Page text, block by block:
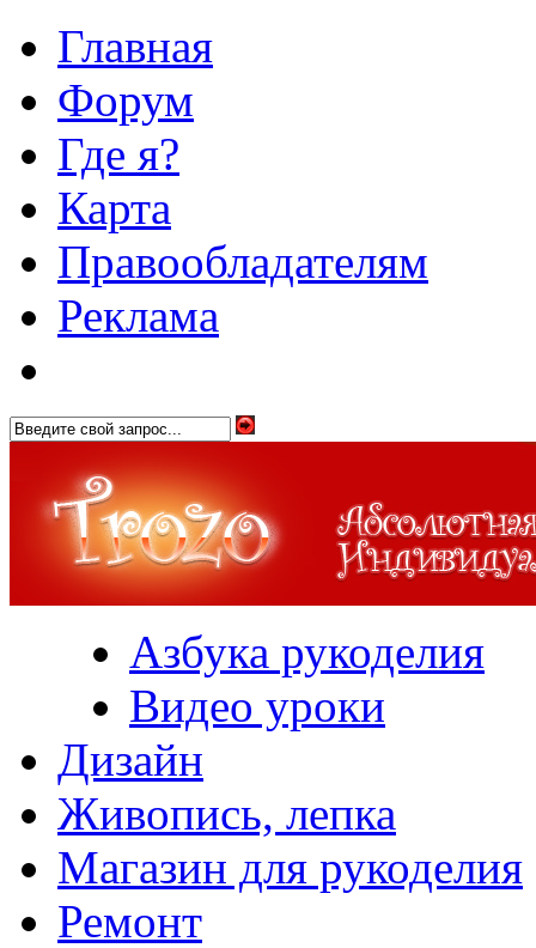
Главная
Форум
Где я?
Карта
Правообладателям
Реклама
Азбука рукоделия
Видео уроки
Дизайн
Живопись, лепка
Магазин для рукоделия
Ремонт